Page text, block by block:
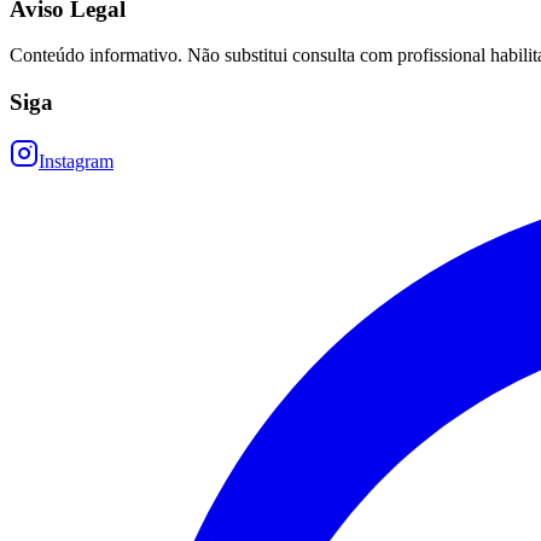
Aviso Legal
Conteúdo informativo. Não substitui consulta com profissional
Siga
Instagram